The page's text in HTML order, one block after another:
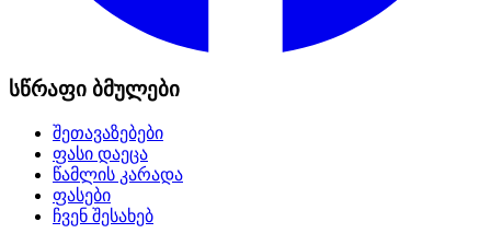
სწრაფი ბმულები
შეთავაზებები
ფასი დაეცა
წამლის კარადა
ფასები
ჩვენ შესახებ